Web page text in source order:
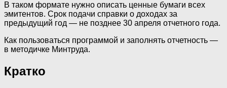
В таком формате нужно описать ценные бумаги всех
эмитентов. Срок подачи справки о доходах за
предыдущий год — не позднее 30 апреля отчетного года.
Как пользоваться программой и заполнять отчетность —
в методичке Минтруда.
Кратко